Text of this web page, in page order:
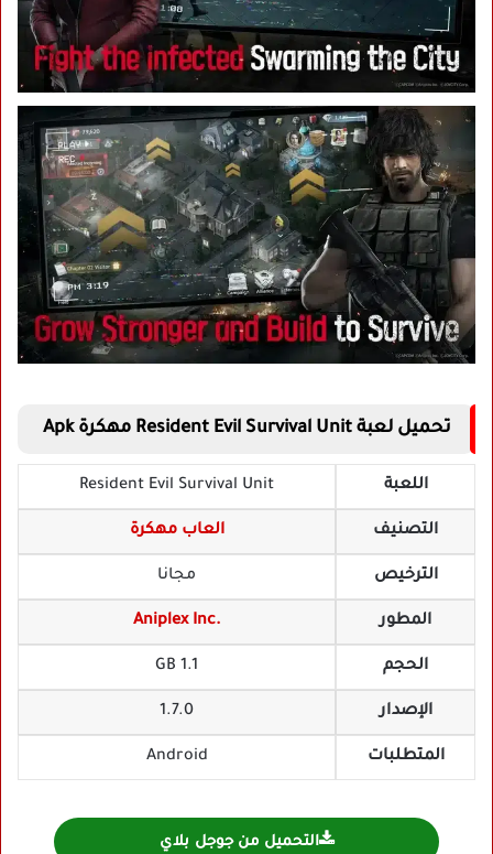
تحميل لعبة Resident Evil Survival Unit مهكرة Apk
اللعبة Resident Evil Survival Unit
التصنيف العاب مهكرة
الترخيص مجانا
المطور Aniplex Inc.
الحجم 1.1 GB
الإصدار 1.7.0
المتطلبات Android
التحميل من جوجل بلاي